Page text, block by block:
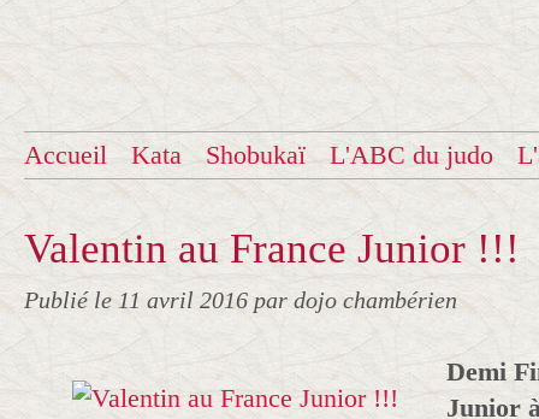
Accueil Kata Shobukaï L'ABC du judo
Valentin au France Junior !!!
Publié le 11 avril 2016 par dojo chambérien
Demi
Junior